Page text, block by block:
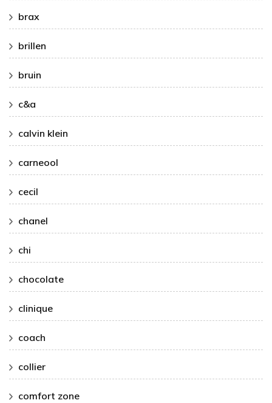
brax
brillen
bruin
c&a
calvin klein
carneool
cecil
chanel
chi
chocolate
clinique
coach
collier
comfort zone